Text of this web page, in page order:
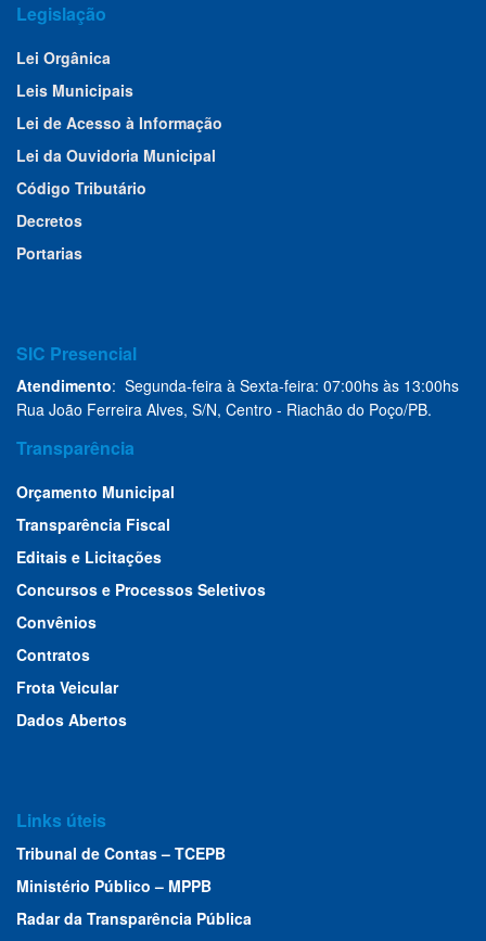
Legislação
Lei Orgânica
Leis Municipais
Lei de Acesso à Informação
Lei da Ouvidoria Municipal
Código Tributário
Decretos
Portarias
SIC Presencial
Atendimento: Segunda-feira à Sexta-feira: 07:00hs às 13:00hs
Rua João Ferreira Alves, S/N, Centro - Riachão do Poço/PB.
Transparência
Orçamento Municipal
Transparência Fiscal
Editais e Licitações
Concursos e Processos Seletivos
Convênios
Contratos
Frota Veicular
Dados Abertos
Links úteis
Tribunal de Contas – TCEPB
Ministério Público – MPPB
Radar da Transparência Pública